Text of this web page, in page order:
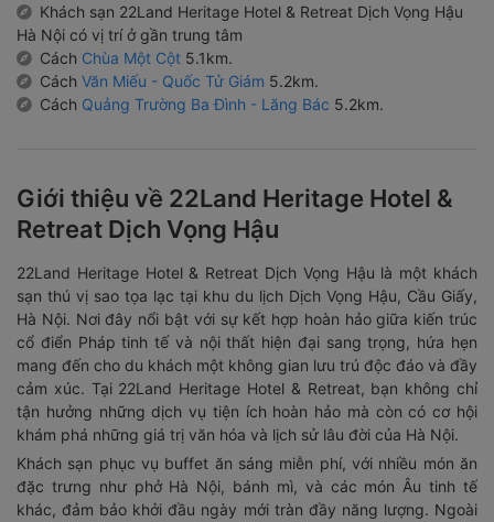
Khách sạn 22Land Heritage Hotel & Retreat Dịch Vọng Hậu
Hà Nội có vị trí ở gần trung tâm
Cách Chùa Một Cột 5.1km.
Cách Văn Miếu - Quốc Tử Giám 5.2km.
Cách Quảng Trường Ba Đình - Lăng Bác 5.2km.
Giới thiệu về 22Land Heritage Hotel &
Retreat Dịch Vọng Hậu
22Land Heritage Hotel & Retreat Dịch Vọng Hậu là một khách
sạn thú vị sao tọa lạc tại khu du lịch Dịch Vọng Hậu, Cầu Giấy,
Hà Nội. Nơi đây nổi bật với sự kết hợp hoàn hảo giữa kiến trúc
cổ điển Pháp tinh tế và nội thất hiện đại sang trọng, hứa hẹn
mang đến cho du khách một không gian lưu trú độc đáo và đầy
cảm xúc. Tại 22Land Heritage Hotel & Retreat, bạn không chỉ
tận hưởng những dịch vụ tiện ích hoàn hảo mà còn có cơ hội
khám phá những giá trị văn hóa và lịch sử lâu đời của Hà Nội.
Khách sạn phục vụ buffet ăn sáng miễn phí, với nhiều món ăn
đặc trưng như phở Hà Nội, bánh mì, và các món Âu tinh tế
khác, đảm bảo khởi đầu ngày mới tràn đầy năng lượng. Ngoài